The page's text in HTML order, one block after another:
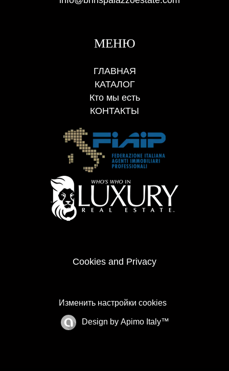
МЕНЮ
ГЛАВНАЯ
КАТАЛОГ
Кто мы есть
КОНТАКТЫ
Cookies and Privacy
Изменить настройки cookies
Design by Apimo Italy™